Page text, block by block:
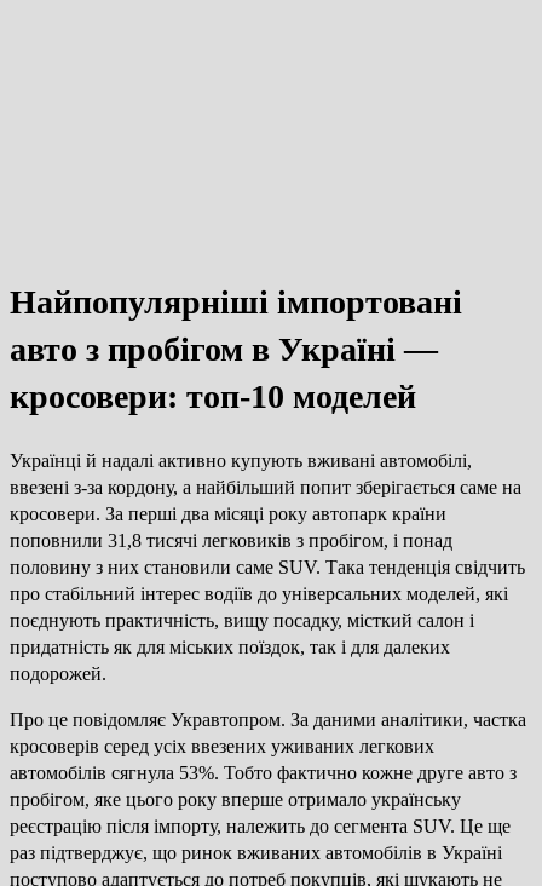
Найпопулярніші імпортовані
авто з пробігом в Україні —
кросовери: топ-10 моделей
Українці й надалі активно купують вживані автомобілі,
ввезені з-за кордону, а найбільший попит зберігається саме на
кросовери. За перші два місяці року автопарк країни
поповнили 31,8 тисячі легковиків з пробігом, і понад
половину з них становили саме SUV. Така тенденція свідчить
про стабільний інтерес водіїв до універсальних моделей, які
поєднують практичність, вищу посадку, місткий салон і
придатність як для міських поїздок, так і для далеких
подорожей.
Про це повідомляє Укравтопром. За даними аналітики, частка
кросоверів серед усіх ввезених уживаних легкових
автомобілів сягнула 53%. Тобто фактично кожне друге авто з
пробігом, яке цього року вперше отримало українську
реєстрацію після імпорту, належить до сегмента SUV. Це ще
раз підтверджує, що ринок вживаних автомобілів в Україні
поступово адаптується до потреб покупців, які шукають не